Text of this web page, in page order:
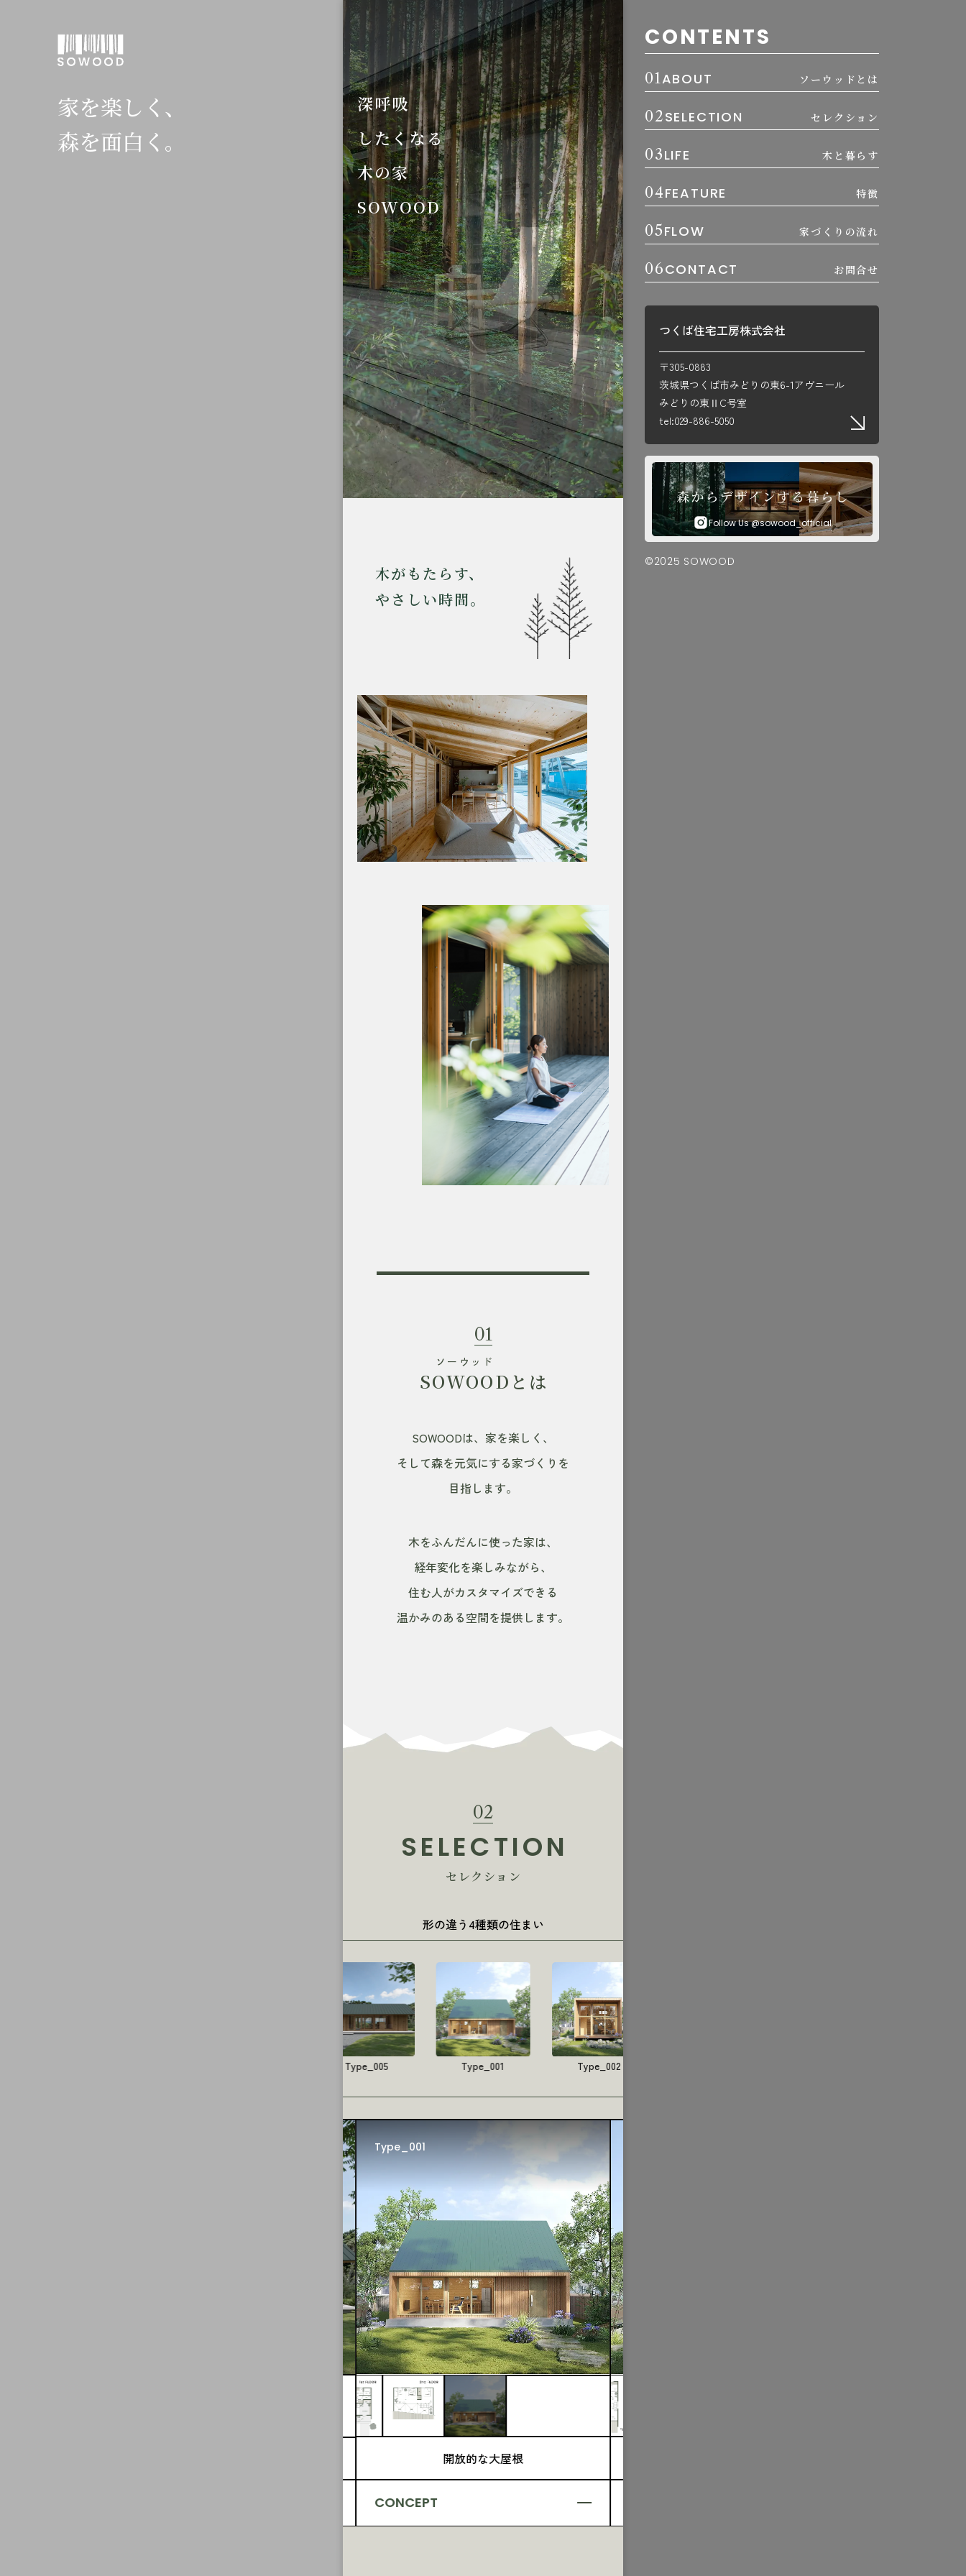
深呼吸
したくなる
木の家
SOWOOD
木がもたらす、
やさしい時間。
01
SOWOOD
ソーウッド
とは
SOWOODは、家を楽しく、
そして森を元気にする家づくりを
目指します。
木をふんだんに使った家は、
経年変化を楽しみながら、
住む人がカスタマイズできる
温かみのある空間を提供します。
02
SELECTION
セレクション
形の違う4種類の住まい
Type_005 Type_001 Type_002
Type_001
開放的な大屋根
CONCEPT
家を楽しく、
森を面白く。
CONTENTS
01ABOUT ソーウッドとは
02SELECTION セレクション
03LIFE 木と暮らす
04FEATURE 特徴
05FLOW 家づくりの流れ
06CONTACT お問合せ
つくば住宅工房株式会社
〒305-0883
茨城県つくば市みどりの東6-1アヴニール
みどりの東ⅡC号室
tel:029-886-5050
Follow Us @sowood_official
©2025 SOWOOD